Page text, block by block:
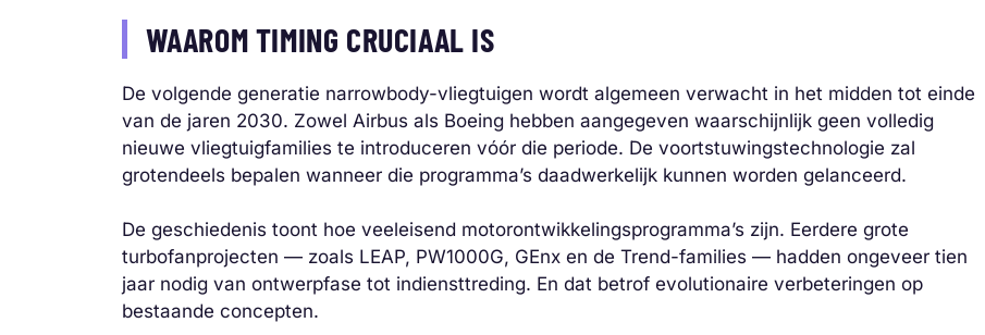
WAAROM TIMING CRUCIAAL IS
De volgende generatie narrowbody-vliegtuigen wordt algemeen verwacht in het midden tot einde
van de jaren 2030. Zowel Airbus als Boeing hebben aangegeven waarschijnlijk geen volledig
nieuwe vliegtuigfamilies te introduceren vóór die periode. De voortstuwingstechnologie zal
grotendeels bepalen wanneer die programma’s daadwerkelijk kunnen worden gelanceerd.
De geschiedenis toont hoe veeleisend motorontwikkelingsprogramma’s zijn. Eerdere grote
turbofanprojecten — zoals LEAP, PW1000G, GEnx en de Trend-families — hadden ongeveer tien
jaar nodig van ontwerpfase tot indiensttreding. En dat betrof evolutionaire verbeteringen op
bestaande concepten.